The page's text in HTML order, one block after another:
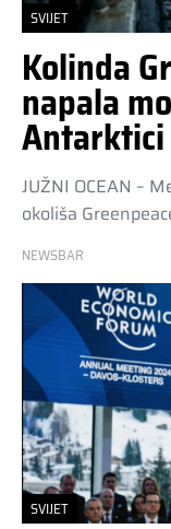
SVIJET
Kolinda
napala
Antarktici
JUŽNI OCEAN –
okoliša
NEWSBAR
SVIJET